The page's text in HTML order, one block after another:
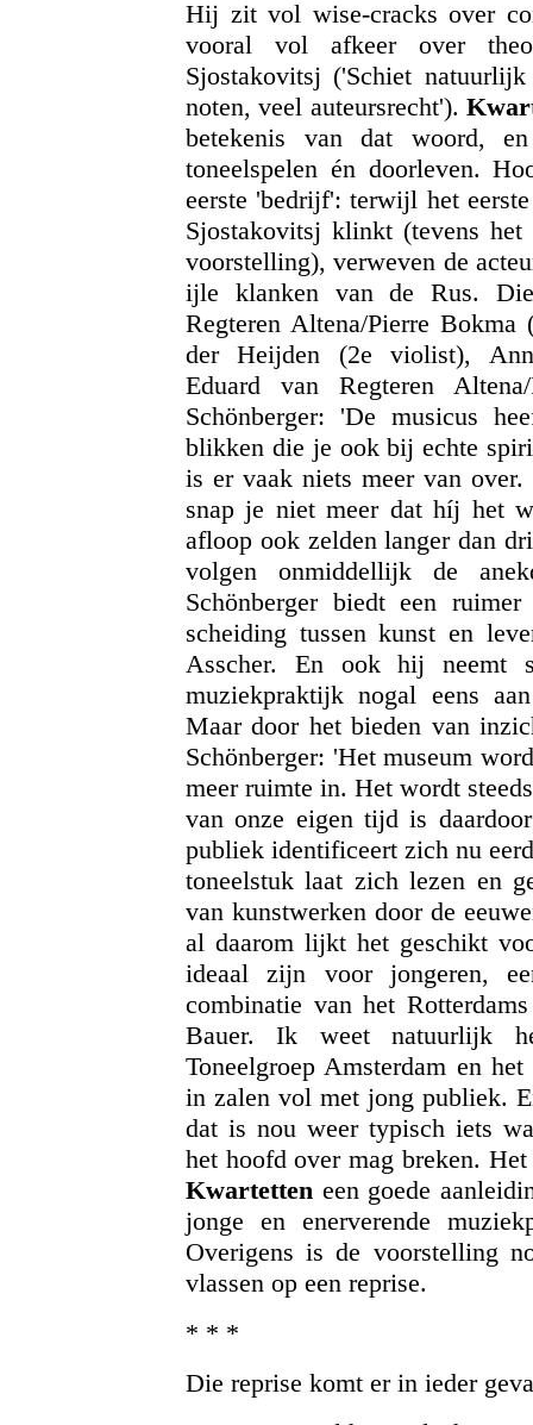
Hij zit vol wise-cracks over
vooral vol afkeer over
Sjostakovitsj ('Schiet
noten, veel auteursrecht').
betekenis van dat woord,
toneelspelen én doorleven.
eerste 'bedrijf': terwijl het
Sjostakovitsj klinkt (tevens het
voorstelling), verweven de
ijle klanken van de Rus.
Regteren Altena/Pierre
der Heijden (2e violist),
Eduard van Regteren
Schönberger: 'De musicus
blikken die je ook bij echte
is er vaak niets meer van
snap je niet meer dat híj het
afloop ook zelden langer dan
volgen onmiddellijk de
Schönberger biedt een
scheiding tussen kunst en
Asscher. En ook hij neemt
muziekpraktijk nogal eens
Maar door het bieden van
Schönberger: 'Het museum
meer ruimte in. Het wordt
van onze eigen tijd is
publiek identificeert zich nu
toneelstuk laat zich lezen en
van kunstwerken door de
al daarom lijkt het geschikt
ideaal zijn voor jongeren,
combinatie van het
Bauer. Ik weet natuurlijk
Toneelgroep Amsterdam en
in zalen vol met jong publiek.
dat is nou weer typisch iets
het hoofd over mag breken.
Kwartetten een goede
jonge en enerverende
Overigens is de voorstelling
vlassen op een reprise.
* * *
Die reprise komt er in ieder